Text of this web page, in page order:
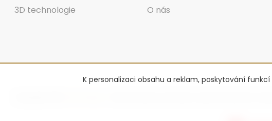
K personalizaci obsahu a reklam, poskytování
3D technologie
O nás